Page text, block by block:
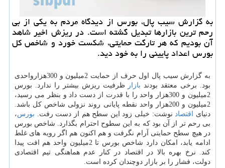
به گزارش سیب پال، بورس از دیدگاه مردم به یکی از بی
رحم ترین بازارها تبدیل گشته است. در ریزش اخیر شاهد
آن بودیم که هر تارگت حمایتی، شکست خورد و شاخص کل
بورس اعداد پایینی را به خود دید.
به گزارش سیب پال اول حرف از حمایت 2میلیون و 300هزارواحدی
بود. برخی معتقد بودند بازار ظرفیت ریزش بیشتر را ندارد. بورس
2میلیون و 300هزار واحد را با قدرت از دست داد و بنظر می رسید،
2میلیون و 200هزار واحد نقطه پایانی روند نزولی شاخص کل باشد.
دنیای اقتصاد نوشت: خیلی زود این سطح هم از دست رفت. بورس،
بی رحم تر از آن بود که به این سطوح احترام بگذارد. شاخص بورس
در هیچ سطح حمایتی آرام نگرفت و هم اکنون هم اگر رویه های غلط
ادامه یابد، امکان دارد شاخص بورس تا 2میلیون واحد هم افت پیدا
کند. نرخ بهره بالا در اقتصاد در کنار عدم هماهنگی تیم اقتصادی
دولت، فشار را بر بازار دوچندان کرده است.